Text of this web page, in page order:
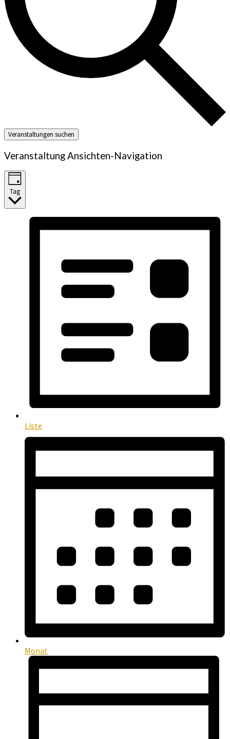
Veranstaltungen suchen
Veranstaltung Ansichten-Navigation
Tag
Liste
Monat